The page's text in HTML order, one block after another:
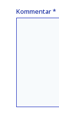
Kommentar*